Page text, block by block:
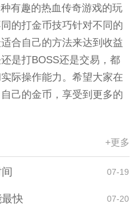
有趣的热血传奇游戏的玩
的打金币技巧针对不同的
合自己的方法来达到收益
是打BOSS还是交易，都
际操作能力。希望大家在
己的金币，享受到更多的
+更多
07-19
快 07-20